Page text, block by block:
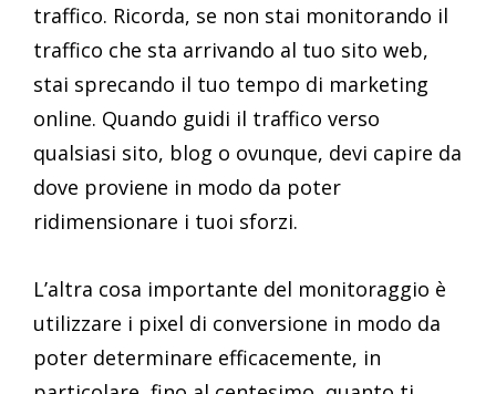
traffico. Ricorda, se non stai monitorando il
traffico che sta arrivando al tuo sito web,
stai sprecando il tuo tempo di marketing
online. Quando guidi il traffico verso
qualsiasi sito, blog o ovunque, devi capire da
dove proviene in modo da poter
ridimensionare i tuoi sforzi.
L’altra cosa importante del monitoraggio è
utilizzare i pixel di conversione in modo da
poter determinare efficacemente, in